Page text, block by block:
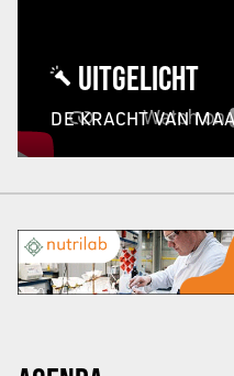
UITGELICHT
DE KRACHT VAN